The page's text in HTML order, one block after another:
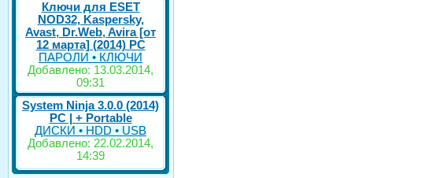
Ключи для ESET
NOD32, Kaspersky,
Avast, Dr.Web, Avira [от
12 марта] (2014) PC
ПАРОЛИ • КЛЮЧИ
Добавлено: 13.03.2014,
09:31
System Ninja 3.0.0 (2014)
РС | + Portable
ДИСКИ • HDD • USB
Добавлено: 22.02.2014,
14:39